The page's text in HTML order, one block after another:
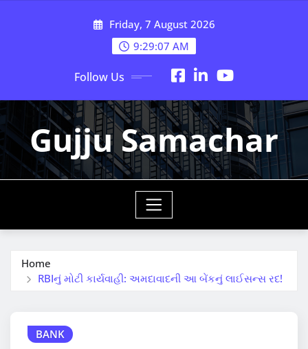
Friday, 7 August 2026
9:29:09 AM
Follow Us
Gujju Samachar
Home
RBIનું મોટી કાર્યવાહી: અમદાવાદની આ બેંકનું લાઈસન્સ રદ!
BANK